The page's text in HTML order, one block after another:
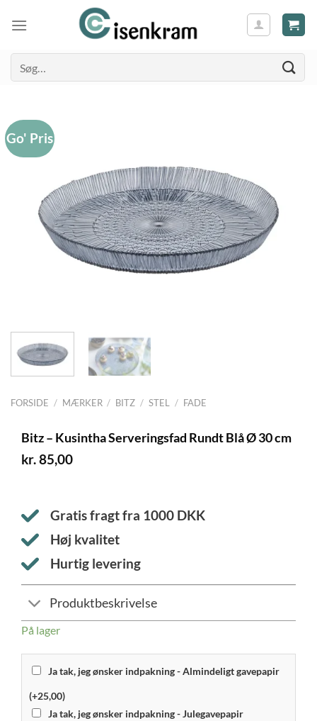
efter:
FORSIDE / MÆRKER / BITZ / STEL / FADE
Go' Pris
Bitz – Kusintha Serveringsfad Rundt Blå Ø 30 cm
kr.85,00
Gratis fragt fra 1000 DKK
Høj kvalitet
Hurtig levering
Produktbeskrivelse
På lager
Ja tak, jeg ønsker indpakning - Almindeligt gavepapir
(+25,00)
Ja tak, jeg ønsker indpakning - Julegavepapir